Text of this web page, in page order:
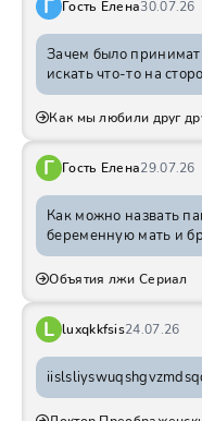
Г Гость Елена30.07.26
Зачем было
искать что-то на
Как мы любили друг
Г Гость Елена29.07.26
Как можно назвать
беременную мать и
Объятия лжи Сериал
L luxqkkfsis24.07.26